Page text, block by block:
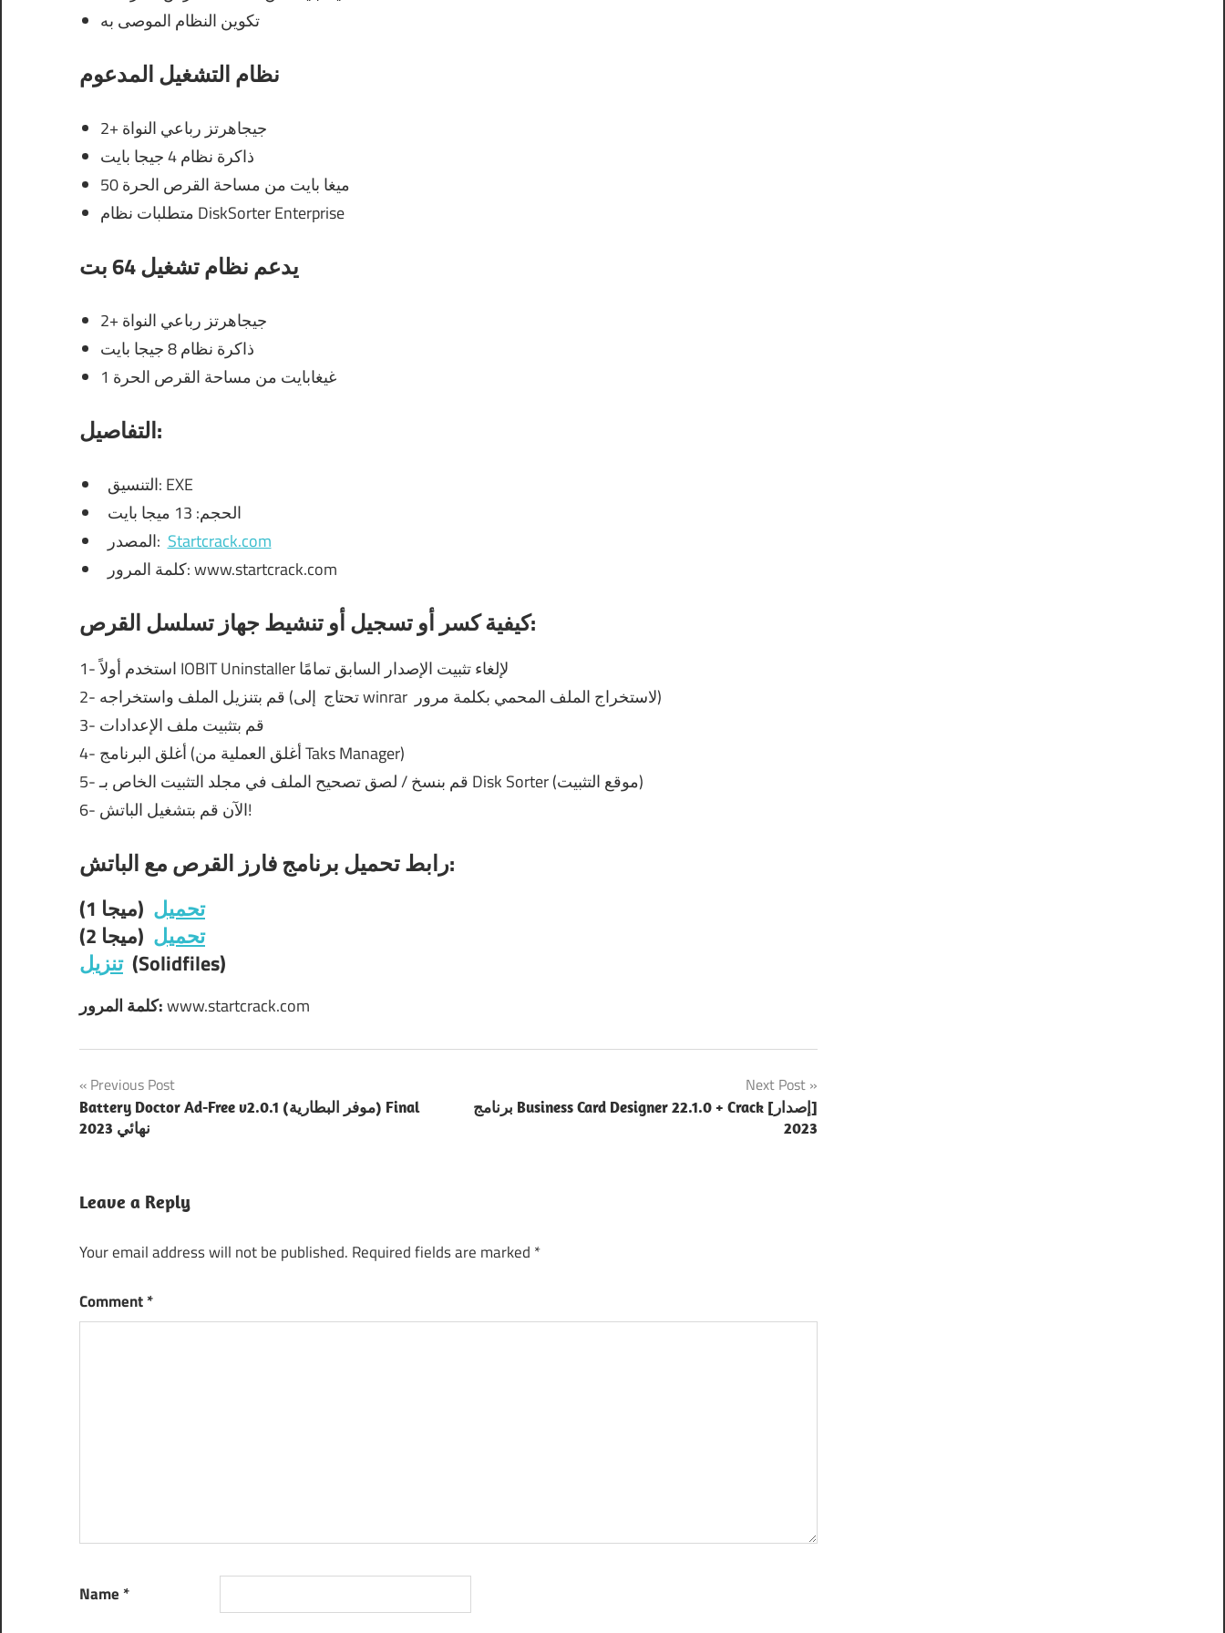
تكوين النظام الموصى به
نظام التشغيل المدعوم
2+ جيجاهرتز رباعي النواة
ذاكرة نظام 4 جيجا بايت
50 ميغا بايت من مساحة القرص الحرة
متطلبات نظام DiskSorter Enterprise
يدعم نظام تشغيل 64 بت
2+ جيجاهرتز رباعي النواة
ذاكرة نظام 8 جيجا بايت
1 غيغابايت من مساحة القرص الحرة
التفاصيل:
التنسيق: EXE
الحجم: 13 ميجا بايت
المصدر: Startcrack.com
كلمة المرور: www.startcrack.com
كيفية كسر أو تسجيل أو تنشيط جهاز تسلسل القرص:
IOBIT Uninstaller
2- قم بتنزيل الملف واستخراجه (تحتاجإلى winrar
لاستخراج الملف المحمي بكلمة مرور)
3- قم بتثبيت ملف الإعدادات
4- أغلق البرنامج (أغلق العملية من Taks Manager)
5- قم بنسخ / لصق تصحيح الملف في مجلد التثبيت الخاص بـ Disk Sorter (موقع التثبيت)
6- الآن قم بتشغيل الباتش!
رابط تحميل برنامج فارز القرص مع الباتش:
تحميل (ميجا 1)
تحميل (ميجا 2)
تنزيل(Solidfiles)
كلمة المرور:www.startcrack.com
Post
navigation
Previous Post
Battery Doctor Ad-Free v2.0.1 (موفر البطارية) Final
2023 نهائي
Next Post
برنامج Business Card Designer 22.1.0 + Crack [إصدار]
2023
Leave a Reply
Your email address will not be published. Required fields are marked *
Comment*
Name *